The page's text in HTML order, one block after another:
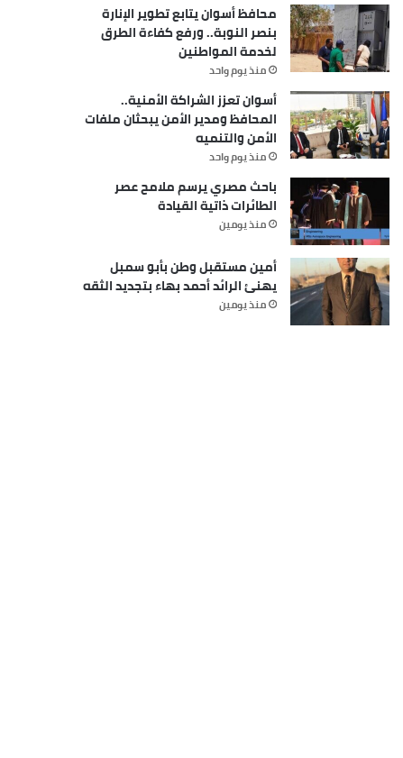
محافظ أسوان يتابع تطوير الإنارة
بنصر النوبة.. ورفع كفاءة الطرق
لخدمة المواطنين
منذ يوم واحد
أسوان تعزز الشراكة الأمنية..
المحافظ ومدير الأمن يبحثان ملفات
الأمن والتنميه
منذ يوم واحد
باحث مصري يرسم ملامح عصر
الطائرات ذاتية القيادة
منذ يومين
أمين مستقبل وطن بأبو سمبل
يهنئ الرائد أحمد بهاء بتجديد الثقه
منذ يومين